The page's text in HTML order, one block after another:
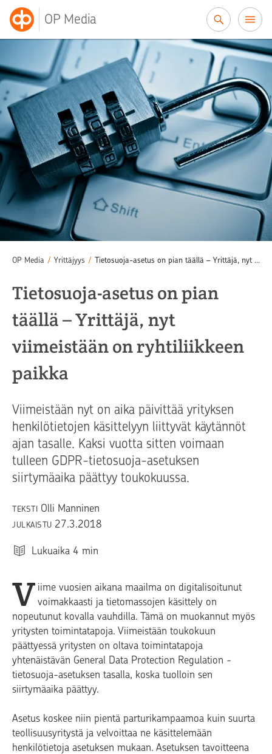
OP Media
OP Media / Yrittäjyys / Tietosuoja-asetus on pian täällä – Yrittäjä, nyt viimeistään on ryhtiliikkeen paikka
Tietosuoja-asetus on pian
täällä – Yrittäjä, nyt
viimeistään on ryhtiliikkeen
paikka
Viimeistään nyt on aika päivittää yrityksen
henkilötietojen käsittelyyn liittyvät käytännöt
ajan tasalle. Kaksi vuotta sitten voimaan
tulleen GDPR-tietosuoja-asetuksen
siirtymäaika päättyy toukokuussa.
TEKSTI Olli Manninen
JULKAISTU 27.3.2018
Lukuaika 4 min
V iime vuosien aikana maailma on digitalisoitunut
voimakkaasti ja tietomassojen käsittely on
nopeutunut kovalla vauhdilla. Tämä on muokannut myös
yritysten toimintatapoja. Viimeistään toukokuun
päättyessä yritysten on oltava toimintatapoja
yhtenäistävän General Data Protection Regulation -
tietosuoja-asetuksen tasalla, koska tuolloin sen
siirtymäaika päättyy.
Asetus koskee niin pientä parturikampaamoa kuin suurta
teollisuusyritystä ja velvoittaa ne käsittelemään
henkilötietoja asetuksen mukaan. Asetuksen tavoitteena